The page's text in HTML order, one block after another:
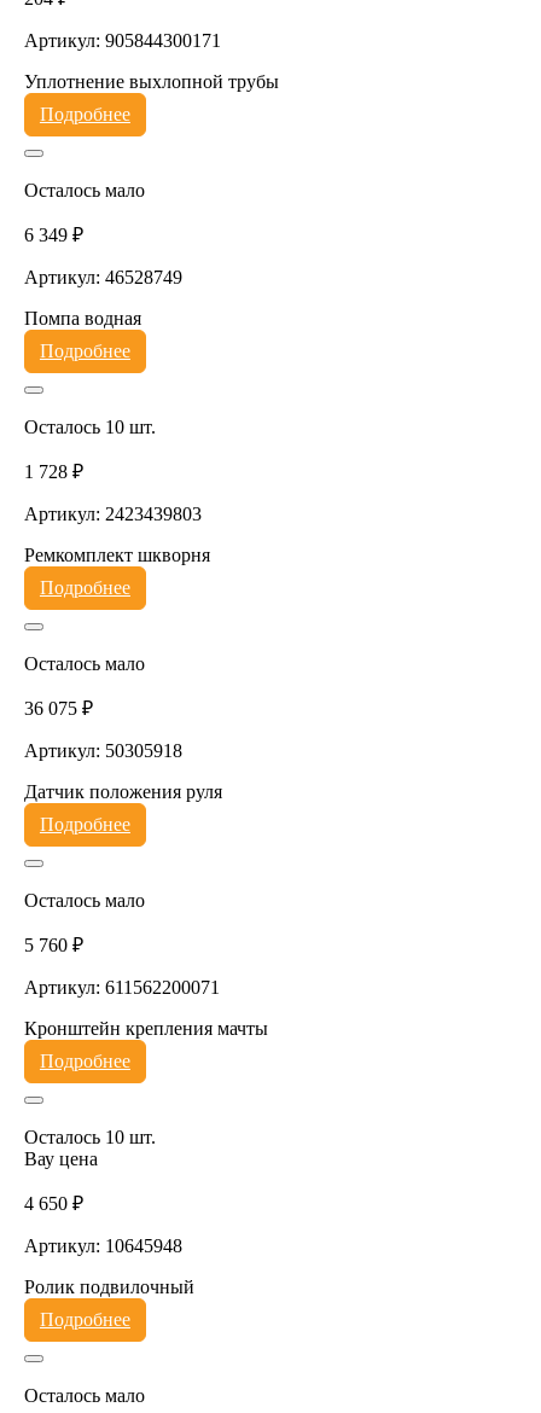
Артикул: 905844300171
Уплотнение выхлопной трубы
Подробнее
Осталось мало
6 349 ₽
Артикул: 46528749
Помпа водная
Подробнее
Осталось 10 шт.
1 728 ₽
Артикул: 2423439803
Ремкомплект шкворня
Подробнее
Осталось мало
36 075 ₽
Артикул: 50305918
Датчик положения руля
Подробнее
Осталось мало
5 760 ₽
Артикул: 611562200071
Кронштейн крепления мачты
Подробнее
Осталось 10 шт.
Вау цена
4 650 ₽
Артикул: 10645948
Ролик подвилочный
Подробнее
Осталось мало